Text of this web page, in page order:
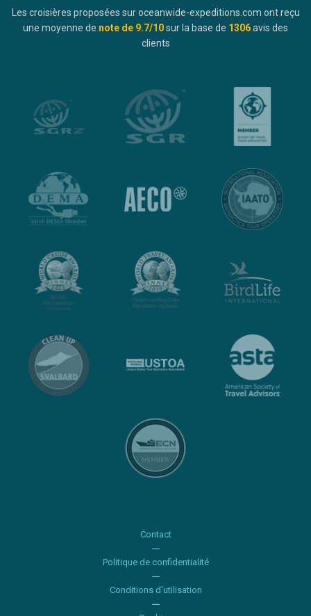
Les croisières proposées sur oceanwide-expeditions.com ont reçu
une moyenne de note de 9.7/10sur la base de 1306avis des
clients
Contact
Politique de confidentialité
Conditions d'utilisation